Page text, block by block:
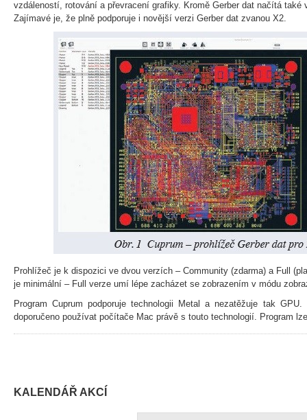
vzdáleností, rotování a převracení grafiky. Kromě Gerber dat načítá
Zajímavé je, že plně podporuje i novější verzi Gerber dat zvanou X2.
Prohlížeč je k dispozici ve dvou verzích – Community (zdarma) a Full
je minimální – Full verze umí lépe zacházet se zobrazením v módu
Program Cuprum podporuje technologii Metal a nezatěžuje tak
doporučeno používat počítače Mac právě s touto technologií. Program
KALENDÁŘ AKCÍ